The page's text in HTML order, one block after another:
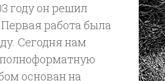
году он решил
работа была
Сегодня нам
основан на